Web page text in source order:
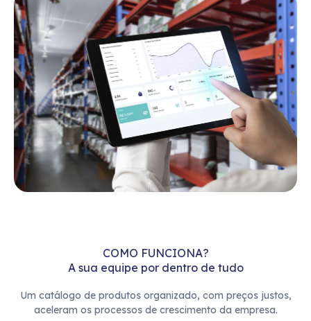
COMO FUNCIONA?
A sua equipe por dentro de tudo
Um catálogo de produtos organizado, com preços justos,
aceleram os processos de crescimento da empresa.